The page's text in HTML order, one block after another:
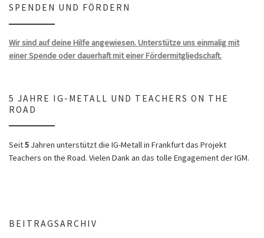
SPENDEN UND FÖRDERN
Wir sind auf deine Hilfe angewiesen. Unterstütze uns einmalig mit
einer Spende oder dauerhaft mit einer Fördermitgliedschaft.
5 JAHRE IG-METALL UND TEACHERS ON THE
ROAD
Seit5 Jahren unterstützt die IG-Metall in Frankfurt das Projekt
Teachers on the Road. Vielen Dank an das tolle Engagement der IGM.
BEITRAGSARCHIV